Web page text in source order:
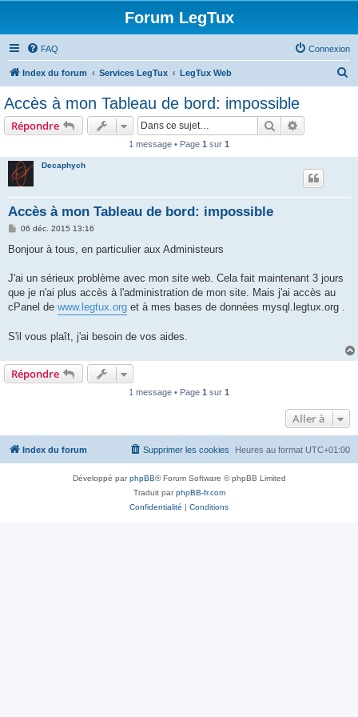
Forum LegTux
FAQ Connexion
Index du forum Services LegTux LegTux Web
Accès à mon Tableau de bord: impossible
Répondre Rechercher
1 message • Page 1 sur 1
Decaphych
Accès à mon Tableau de bord: impossible
M
s
g
06 déc. 2015 13:16
Bonjour à tous, en particulier aux Administeurs
J'ai un sérieux problème avec mon site web. Cela fait maintenant 3 jours
que je n'ai plus accès à l'administration de mon site. Mais j'ai accès au
cPanel de www.legtux.org et à mes bases de données mysql.legtux.org .
S'il vous plaît, j'ai besoin de vos aides.
Répondre
1 message • Page 1 sur 1
Aller à
Index du forum Heures au format UTC+01:00
Supprimer les cookies
Développé parphpBB® Forum Software © phpBB Limited
Traduit parphpBB-fr.com
Confidentialité | Conditions